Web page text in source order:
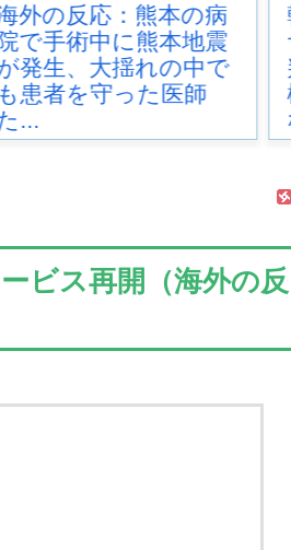
韓国人「どうやら五輪
サッカー日韓戦でも審
判の接待があった模
様…」→「メダル剥奪
な...
ビス再開（海外の反